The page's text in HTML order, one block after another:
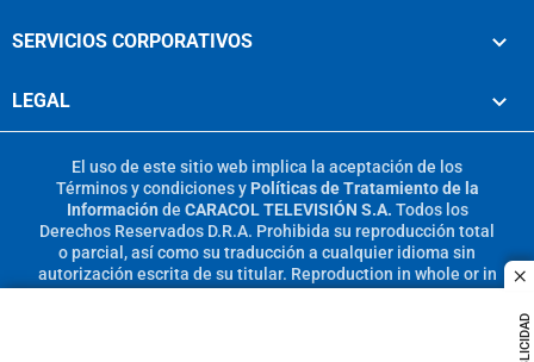
SERVICIOS CORPORATIVOS
LEGAL
El uso de este sitio web implica la aceptación de los
Términos y condicionesy Políticas de Tratamiento de la
Información de CARACOL TELEVISIÓN S.A. Todos los
Derechos Reservados D.R.A. Prohibida su reproducción total
o parcial, así como su traducción a cualquier idioma sin
autorización escrita de su titular. Reproduction in whole or in